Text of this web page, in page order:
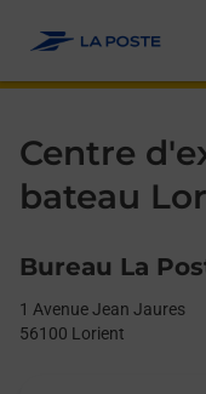
Centre
bateau
Bureau La
1 Avenue Jean Jaures
56100 Lorient